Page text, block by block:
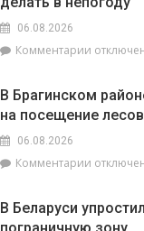
побит
месячный
рекорд
августа
06.08.2026
Комментарии к
гроза:
спасатели
делать
В Брагинском
на посещение лесов
06.08.2026
Комментарии к
В Беларуси